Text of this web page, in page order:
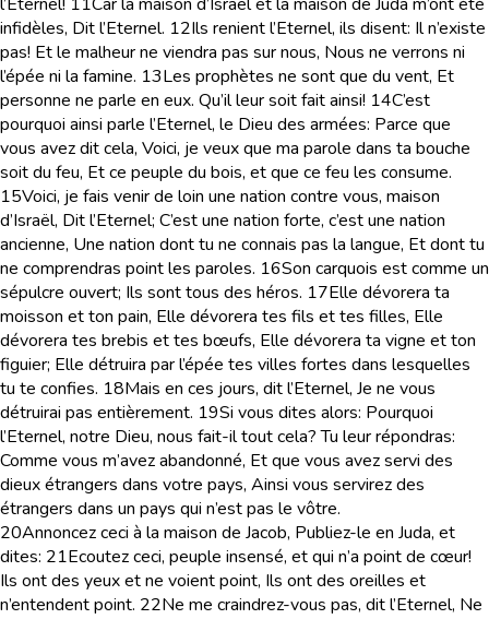
infidèles, Dit l’Eternel. 12Ils renient l’Eternel, ils disent: Il n’existe
pas! Et le malheur ne viendra pas sur nous, Nous ne verrons ni
l’épée ni la famine. 13Les prophètes ne sont que du vent, Et
personne ne parle en eux. Qu’il leur soit fait ainsi! 14C’est
pourquoi ainsi parle l’Eternel, le Dieu des armées: Parce que
vous avez dit cela, Voici, je veux que ma parole dans ta bouche
soit du feu, Et ce peuple du bois, et que ce feu les consume.
15Voici, je fais venir de loin une nation contre vous, maison
d’Israël, Dit l’Eternel; C’est une nation forte, c’est une nation
ancienne, Une nation dont tu ne connais pas la langue, Et dont tu
ne comprendras point les paroles. 16Son carquois est comme un
sépulcre ouvert; Ils sont tous des héros. 17Elle dévorera ta
moisson et ton pain, Elle dévorera tes fils et tes filles, Elle
dévorera tes brebis et tes bœufs, Elle dévorera ta vigne et ton
figuier; Elle détruira par l’épée tes villes fortes dans lesquelles
tu te confies. 18Mais en ces jours, dit l’Eternel, Je ne vous
détruirai pas entièrement. 19Si vous dites alors: Pourquoi
l’Eternel, notre Dieu, nous fait-il tout cela? Tu leur répondras:
Comme vous m’avez abandonné, Et que vous avez servi des
dieux étrangers dans votre pays, Ainsi vous servirez des
étrangers dans un pays qui n’est pas le vôtre.
20Annoncez ceci à la maison de Jacob, Publiez-le en Juda, et
dites: 21Ecoutez ceci, peuple insensé, et qui n’a point de cœur!
Ils ont des yeux et ne voient point, Ils ont des oreilles et
n’entendent point. 22Ne me craindrez-vous pas, dit l’Eternel, Ne